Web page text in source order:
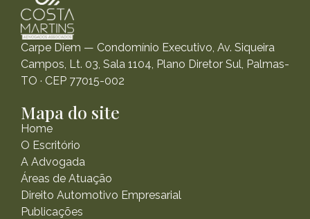
Carpe Diem — Condomínio Executivo, Av. Siqueira
Campos, Lt. 03, Sala 1104, Plano Diretor Sul, Palmas-
TO · CEP 77015-002
Mapa do site
Home
O Escritório
A Advogada
Áreas de Atuação
Direito Automotivo Empresarial
Publicações